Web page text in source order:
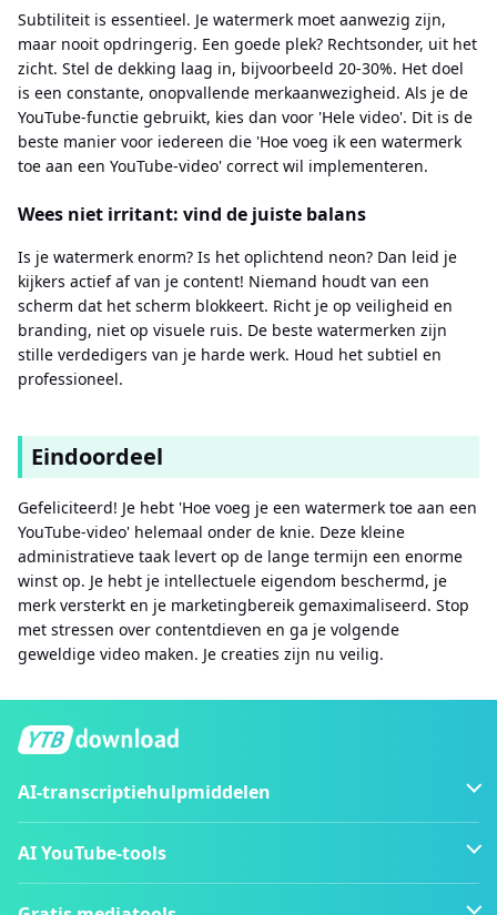
Subtiliteit is essentieel. Je watermerk moet aanwezig zijn,
maar nooit opdringerig. Een goede plek? Rechtsonder, uit het
zicht. Stel de dekking laag in, bijvoorbeeld 20-30%. Het doel
is een constante, onopvallende merkaanwezigheid. Als je de
YouTube-functie gebruikt, kies dan voor 'Hele video'. Dit is de
beste manier voor iedereen die 'Hoe voeg ik een watermerk
toe aan een YouTube-video' correct wil implementeren.
Wees niet irritant: vind de juiste balans
Is je watermerk enorm? Is het oplichtend neon? Dan leid je
kijkers actief af van je content! Niemand houdt van een
scherm dat het scherm blokkeert. Richt je op veiligheid en
branding, niet op visuele ruis. De beste watermerken zijn
stille verdedigers van je harde werk. Houd het subtiel en
professioneel.
Eindoordeel
Gefeliciteerd! Je hebt 'Hoe voeg je een watermerk toe aan een
YouTube-video' helemaal onder de knie. Deze kleine
administratieve taak levert op de lange termijn een enorme
winst op. Je hebt je intellectuele eigendom beschermd, je
merk versterkt en je marketingbereik gemaximaliseerd. Stop
met stressen over contentdieven en ga je volgende
geweldige video maken. Je creaties zijn nu veilig.
AI-transcriptiehulpmiddelen
AI YouTube-tools